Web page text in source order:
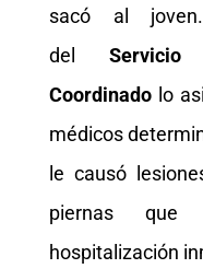
sacó al
del
Coordinadolo
médicos
le causó
piernas
hospitalización